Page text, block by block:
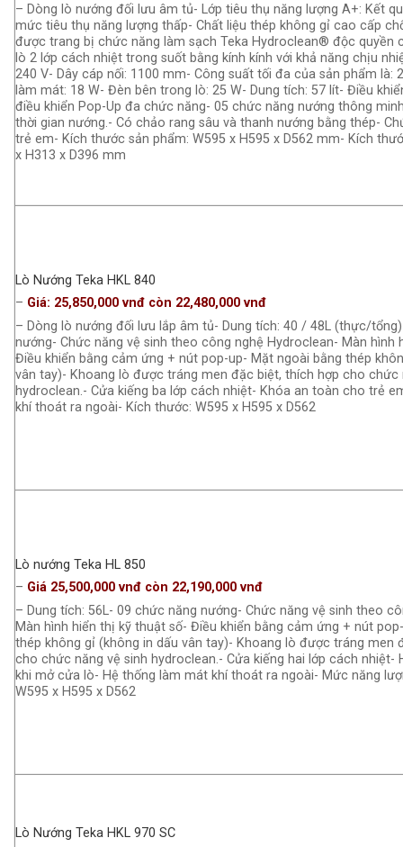
– Dòng lò nướng đối lưu âm tủ- Lớp tiêu thụ năng lượng A+: Kết
mức tiêu thụ năng lượng thấp- Chất liệu thép không gỉ cao cấp
được trang bị chức năng làm sạch Teka Hydroclean® độc quyền
lò 2 lớp cách nhiệt trong suốt bằng kính kính với khả năng chịu
240 V- Dây cáp nối: 1100 mm- Công suất tối đa của sản phẩm là:
làm mát: 18 W- Đèn bên trong lò: 25 W- Dung tích: 57 lít- Điều
điều khiển Pop-Up đa chức năng- 05 chức năng nướng thông
thời gian nướng.- Có chảo rang sâu và thanh nướng bằng thép-
trẻ em- Kích thước sản phẩm: W595 x H595 x D562 mm- Kích
x H313 x D396 mm
Lò Nướng Teka HKL 840
– Giá: 25,850,000 vnđ còn 22,480,000 vnđ
– Dòng lò nướng đối lưu lắp âm tủ- Dung tích: 40 / 48L (thực/
nướng- Chức năng vệ sinh theo công nghệ Hydroclean- Màn hình
Điều khiển bằng cảm ứng + nút pop-up- Mặt ngoài bằng thép
vân tay)- Khoang lò được tráng men đặc biệt, thích hợp cho chức
hydroclean.- Cửa kiếng ba lớp cách nhiệt- Khóa an toàn cho trẻ
khí thoát ra ngoài- Kích thước: W595 x H595 x D562
Lò nướng Teka HL 850
– Giá 25,500,000 vnđ còn 22,190,000 vnđ
– Dung tích: 56L- 09 chức năng nướng- Chức năng vệ sinh theo
Màn hình hiển thị kỹ thuật số- Điều khiển bằng cảm ứng + nút
thép không gỉ (không in dấu vân tay)- Khoang lò được tráng men
cho chức năng vệ sinh hydroclean.- Cửa kiếng hai lớp cách nhiệt-
khi mở cửa lò- Hệ thống làm mát khí thoát ra ngoài- Mức năng
W595 x H595 x D562
Lò Nướng Teka HKL 970 SC